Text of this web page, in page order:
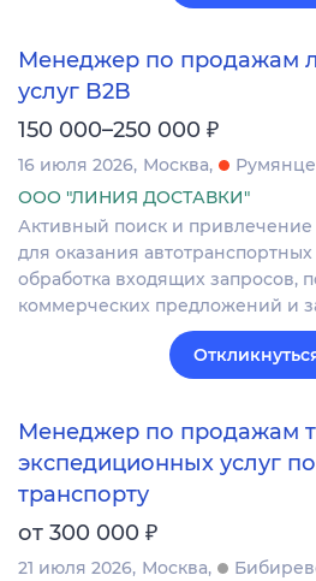
Менеджер по продажам
услуг B2B
150 000–250 000 ₽
16 июля 2026 Москва
ООО "ЛИНИЯ ДОСТАВКИ"
Активный поиск и привлечение
для оказания автотранспортных
обработка входящих запросов,
коммерческих предложений и
Менеджер по продажам
экспедиционных услуг
транспорту
от 300 000 ₽
21 июля 2026 Москва